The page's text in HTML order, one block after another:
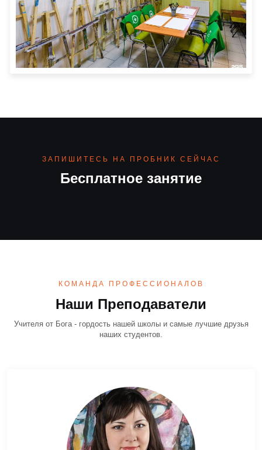
Бесплатное занятие
ЗАПИШИТЕСЬ НА ПРОБНИК СЕЙЧАС
КОМАНДА ПРОФЕССИОНАЛОВ
Наши Преподаватели
Учителя от Бога - гордость нашей школы и самые лучшие друзья
наших студентов.